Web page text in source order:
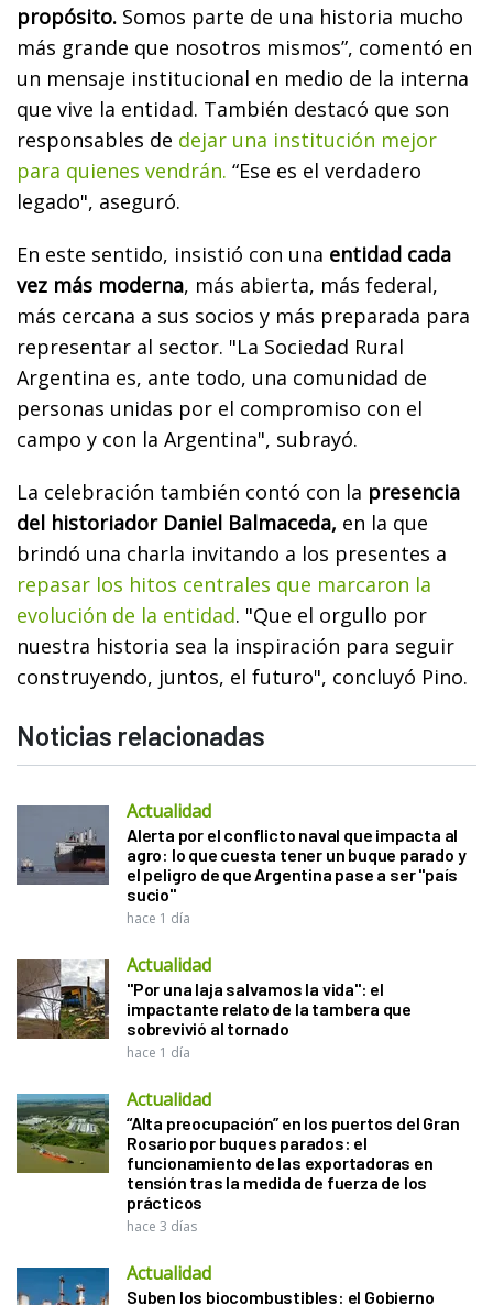
propósito. Somos parte de una historia mucho
más grande que nosotros mismos”, comentó en
un mensaje institucional en medio de la interna
que vive la entidad. También destacó que son
responsables de dejar una institución mejor
para quienes vendrán. “Ese es el verdadero
legado", aseguró.
En este sentido, insistió con una entidad cada
vez más moderna, más abierta, más federal,
más cercana a sus socios y más preparada para
representar al sector. "La Sociedad Rural
Argentina es, ante todo, una comunidad de
personas unidas por el compromiso con el
campo y con la Argentina", subrayó.
La celebración también contó con la presencia
del historiador Daniel Balmaceda, en la que
brindó una charla invitando a los presentes a
repasar los hitos centrales que marcaron la
evolución de la entidad. "Que el orgullo por
nuestra historia sea la inspiración para seguir
construyendo, juntos, el futuro", concluyó Pino.
Noticias relacionadas
Actualidad
Alerta por el conflicto naval que impacta al
agro: lo que cuesta tener un buque parado y
el peligro de que Argentina pase a ser "país
sucio"
hace 1 día
Actualidad
"Por una laja salvamos la vida": el
impactante relato de la tambera que
sobrevivió al tornado
hace 1 día
Actualidad
“Alta preocupación” en los puertos del Gran
Rosario por buques parados: el
funcionamiento de las exportadoras en
tensión tras la medida de fuerza de los
prácticos
hace 3 días
Actualidad
Suben los biocombustibles: el Gobierno